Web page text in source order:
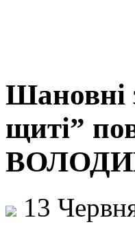
Шановні
щиті”
13